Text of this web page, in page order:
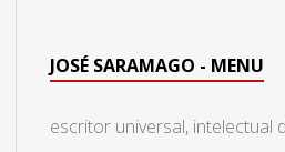
JOSÉ SARAMAGO - MENU
escritor universal, intelectual